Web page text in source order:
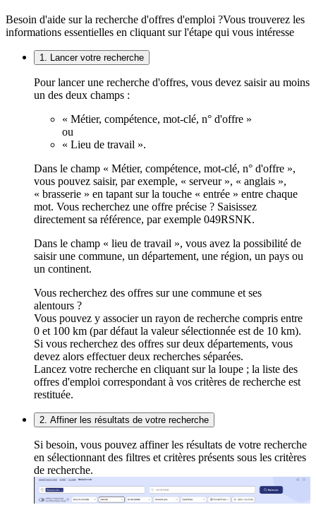
Besoin d'aide sur la recherche d'offres d'emploi ?Vous trouverez les
informations essentielles en cliquant sur l'étape qui vous intéresse
1. Lancer votre recherche
Pour lancer une recherche d'offres, vous devez saisir au moins
un des deux champs :
« Métier, compétence, mot-clé, n° d'offre »
ou
« Lieu de travail ».
Dans le champ « Métier, compétence, mot-clé, n° d'offre »,
vous pouvez saisir, par exemple, « serveur », « anglais »,
« brasserie » en tapant sur la touche « entrée » entre chaque
mot. Vous recherchez une offre précise ? Saisissez
directement sa référence, par exemple 049RSNK.
Dans le champ « lieu de travail », vous avez la possibilité de
saisir une commune, un département, une région, un pays ou
un continent.
Vous recherchez des offres sur une commune et ses
alentours ?
Vous pouvez y associer un rayon de recherche compris entre
0 et 100 km (par défaut la valeur sélectionnée est de 10 km).
Si vous recherchez des offres sur deux départements, vous
devez alors effectuer deux recherches séparées.
Lancez votre recherche en cliquant sur la loupe ; la liste des
offres d'emploi correspondant à vos critères de recherche est
restituée.
2. Affiner les résultats de votre recherche
Si besoin, vous pouvez affiner les résultats de votre recherche
en sélectionnant des filtres et critères présents sous les critères
de recherche.